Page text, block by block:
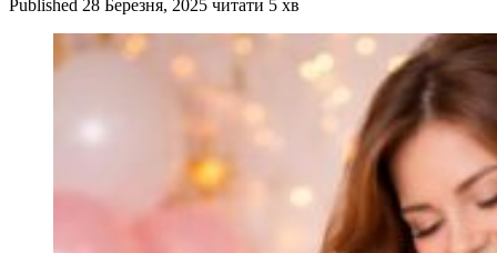
Published 28 Березня, 2025 читати 5 хв